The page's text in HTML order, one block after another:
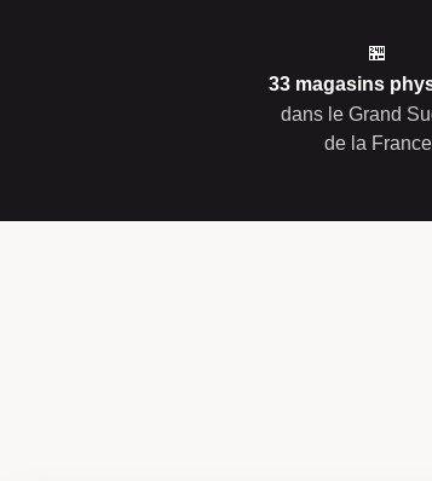
🏪
33 magasins
dans le Grand
de la France